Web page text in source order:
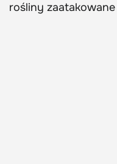
rośliny